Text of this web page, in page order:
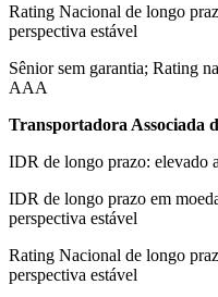
Rating Nacional de longo
perspectiva estável
Sênior sem garantia; Rating
AAA
Transportadora Associada
IDR de longo prazo: elevado
IDR de longo prazo em
perspectiva estável
Rating Nacional de longo
perspectiva estável